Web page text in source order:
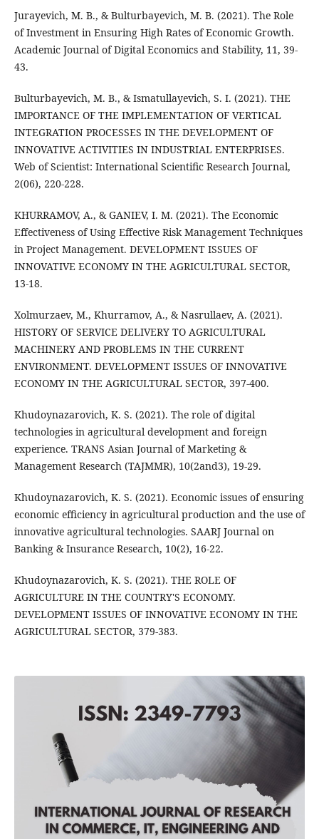
Jurayevich, M. B., & Bulturbayevich, M. B. (2021). The Role
of Investment in Ensuring High Rates of Economic Growth.
Academic Journal of Digital Economics and Stability, 11, 39-
43.
Bulturbayevich, M. B., & Ismatullayevich, S. I. (2021). THE
IMPORTANCE OF THE IMPLEMENTATION OF VERTICAL
INTEGRATION PROCESSES IN THE DEVELOPMENT OF
INNOVATIVE ACTIVITIES IN INDUSTRIAL ENTERPRISES.
Web of Scientist: International Scientific Research Journal,
2(06), 220-228.
KHURRAMOV, A., & GANIEV, I. M. (2021). The Economic
Effectiveness of Using Effective Risk Management Techniques
in Project Management. DEVELOPMENT ISSUES OF
INNOVATIVE ECONOMY IN THE AGRICULTURAL SECTOR,
13-18.
Xolmurzaev, M., Khurramov, A., & Nasrullaev, A. (2021).
HISTORY OF SERVICE DELIVERY TO AGRICULTURAL
MACHINERY AND PROBLEMS IN THE CURRENT
ENVIRONMENT. DEVELOPMENT ISSUES OF INNOVATIVE
ECONOMY IN THE AGRICULTURAL SECTOR, 397-400.
Khudoynazarovich, K. S. (2021). The role of digital
technologies in agricultural development and foreign
experience. TRANS Asian Journal of Marketing &
Management Research (TAJMMR), 10(2and3), 19-29.
Khudoynazarovich, K. S. (2021). Economic issues of ensuring
economic efficiency in agricultural production and the use of
innovative agricultural technologies. SAARJ Journal on
Banking & Insurance Research, 10(2), 16-22.
Khudoynazarovich, K. S. (2021). THE ROLE OF
AGRICULTURE IN THE COUNTRY'S ECONOMY.
DEVELOPMENT ISSUES OF INNOVATIVE ECONOMY IN THE
AGRICULTURAL SECTOR, 379-383.